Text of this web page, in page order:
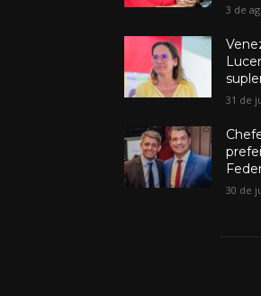
3 de
31 de
30 de